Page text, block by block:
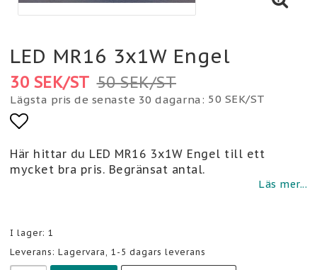
LED MR16 3x1W Engel
50 SEK/ST
30 SEK/ST
Lägsta pris de senaste 30 dagarna 50 SEK/ST
Lägg till i favoritlistan
Här hittar du LED MR16 3x1W Engel till ett
mycket bra pris. Begränsat antal.
Läs mer...
I lager: 1
Leverans: Lagervara, 1-5 dagars leverans